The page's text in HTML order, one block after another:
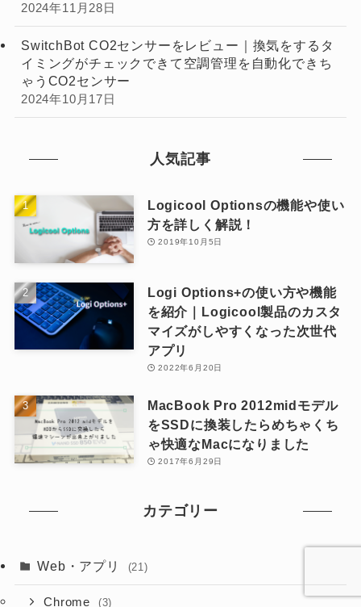
2024年11月28日
SwitchBot CO2センサーをレビュー｜換気をするタ
イミングがチェックできて空調管理を自動化できち
ゃうCO2センサー
2024年10月17日
人気記事
Logicool Optionsの機能や使い
方を詳しく解説！
2019年10月5日
Logi Options+の使い方や機能
を紹介｜Logicool製品のカスタ
マイズがしやすくなった次世代
アプリ
2022年6月20日
MacBook Pro 2012midモデル
をSSDに換装したらめちゃくち
ゃ快適なMacになりました
2017年6月29日
カテゴリー
Web・アプリ (21)
Chrome (3)